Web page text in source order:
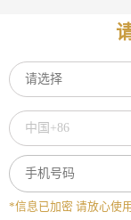
*信息已加密 请放心使用